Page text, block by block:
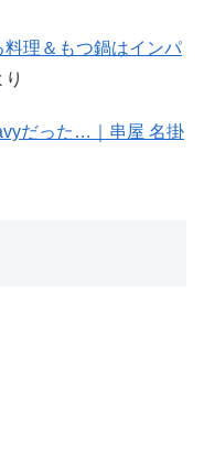
理＆もつ鍋はインパ
り
だった…｜串屋 名掛